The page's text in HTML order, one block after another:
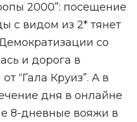
2000”: посещение
с видом из 2* тянет
со
и дорога в
“Гала Круиз”. А в
дня в онлайне
8-дневные вояжи в